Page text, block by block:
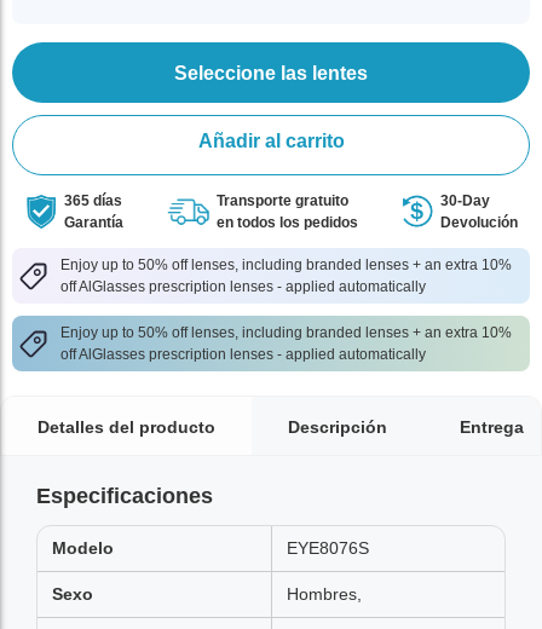
Seleccione las lentes
Añadir al carrito
365 días
Garantía
Transporte gratuito
en todos los pedidos
30-Day
Devolución
Enjoy up to 50% off lenses, including branded lenses + an extra 10%
off AlGlasses prescription lenses - applied automatically
Enjoy up to 50% off lenses, including branded lenses + an extra 10%
off AlGlasses prescription lenses - applied automatically
Detalles del producto Descripción Entrega
Especificaciones
Modelo EYE8076S
Sexo Hombres,